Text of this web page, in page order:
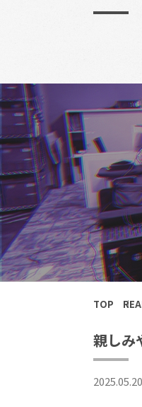
TOP
親しみ
2025.05.20